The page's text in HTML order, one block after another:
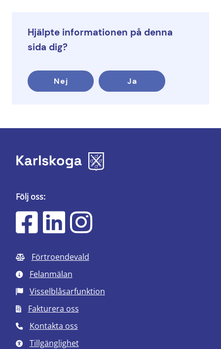
Hjälpte informationen på denna
sida dig?
Nej Ja
Följ oss:
Förtroendevald
Felanmälan
Visselblåsarfunktion
Fakturera oss
Kontakta oss
Tillgänglighet